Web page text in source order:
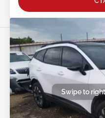
Swipe to